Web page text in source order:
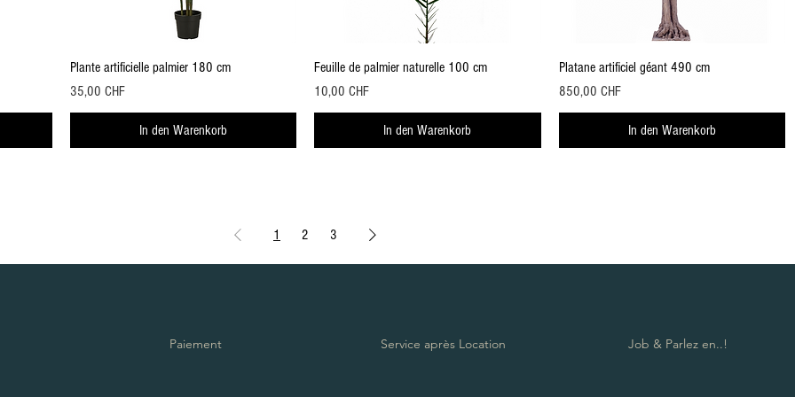
Schnellansicht
Plante artificielle palmier 180 cm
Preis
35,00 CHF
In den Warenkorb
Schnellansicht
Feuille de palmier naturelle 100 cm
Preis
10,00 CHF
In den Warenkorb
Schnellansicht
Platane artificiel géant 490 cm
Preis
850,00 CHF
In den Warenkorb
1 2 3
Paiement Service après Location Job & Parlez en..!